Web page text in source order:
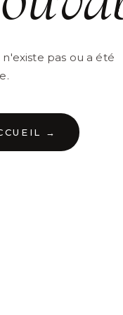
pas ou a été
→